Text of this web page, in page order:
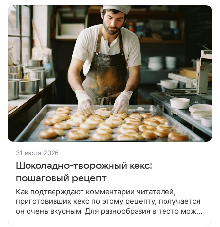
31 июля 2026
Шоколадно-творожный кекс:
пошаговый рецепт
Как подтверждают комментарии читателей,
приготовивших кекс по этому рецепту, получается
он очень вкусным! Для разнообразия в тесто можно